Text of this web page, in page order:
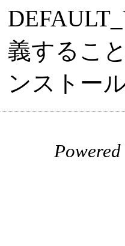
義するこ
ンストー